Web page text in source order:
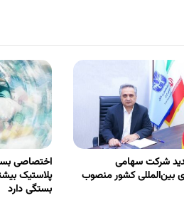
شرکت سهامی
بین‌المللی کشور منصوب
اختصاصی
پلاستیک
بستگی دارد